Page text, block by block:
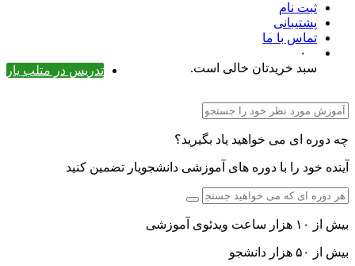
ثبت نام
پشتیبانی
تماس با ما
۰
تدریس در متلب یار
سبد خریدتان خالی است.
چه دوره ای می خواهید یاد بگیرید؟
آینده خود را با دوره های آموزشی دانشجویار تضمین کنید
بیش از ۱۰ هزار ساعت ویدئوی آموزشی
بیش از ۵۰ هزار دانشجو